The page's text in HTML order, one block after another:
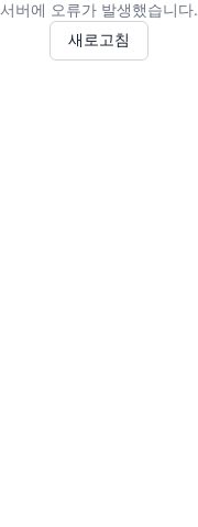
서버에 오류가 발생했습니다.
새로고침